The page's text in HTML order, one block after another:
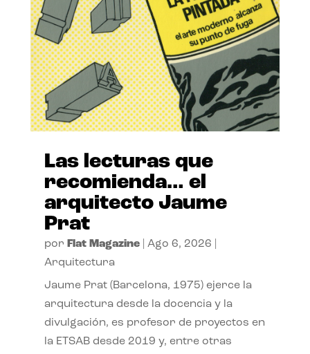
Las lecturas que
recomienda… el
arquitecto Jaume
Prat
por Flat Magazine| Ago 6, 2026
Arquitectura
Jaume Prat (Barcelona, 1975) ejerce la
arquitectura desde la docencia y la
divulgación, es profesor de proyectos en
la ETSAB desde 2019 y, entre otras